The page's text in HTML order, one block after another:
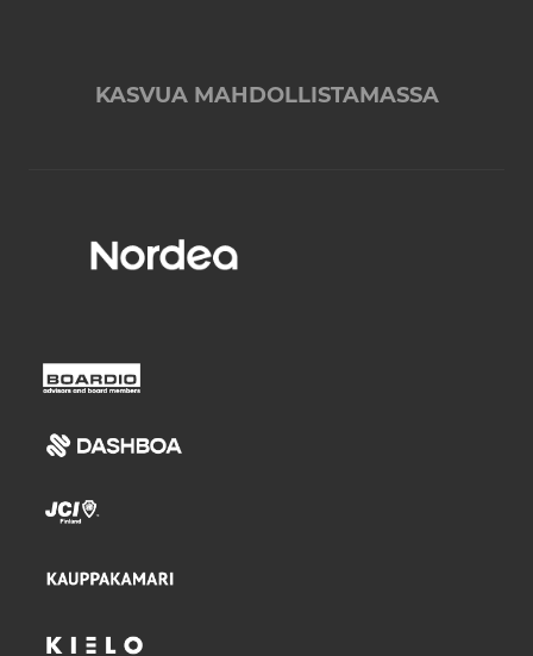
KASVUA MAHDOLLISTAMASSA